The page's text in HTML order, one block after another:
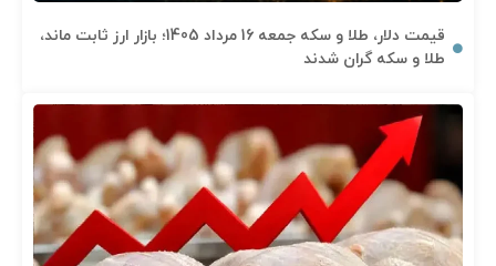
قیمت دلار، طلا و سکه جمعه 16 مرداد 1405؛ بازار ارز ثابت ماند،
طلا و سکه گران شدند